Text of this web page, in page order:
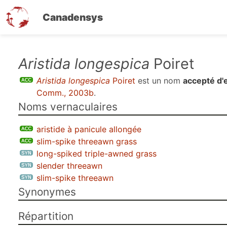
Canadensys
contenu
Aristida longespica Poiret
Aristida longespica Poiret est un nom accepté
Comm., 2003b.
Noms vernaculaires
aristide à panicule allongée
slim-spike threeawn grass
long-spiked triple-awned grass
slender threeawn
slim-spike threeawn
Synonymes
Répartition